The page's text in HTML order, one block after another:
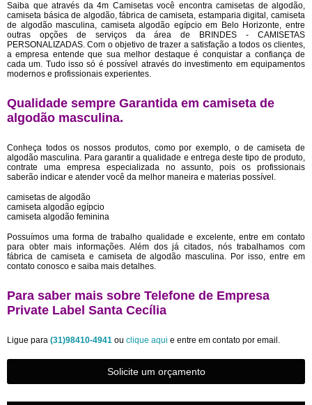
Saiba que através da 4m Camisetas você encontra camisetas de algodão,
camiseta básica de algodão, fábrica de camiseta, estamparia digital, camiseta
de algodão masculina, camiseta algodão egípcio em Belo Horizonte, entre
outras opções de serviços da área de BRINDES - CAMISETAS
PERSONALIZADAS. Com o objetivo de trazer a satisfação a todos os clientes,
a empresa entende que sua melhor destaque é conquistar a confiança de
cada um. Tudo isso só é possível através do investimento em equipamentos
modernos e profissionais experientes.
Qualidade sempre Garantida em camiseta de
algodão masculina.
Conheça todos os nossos produtos, como por exemplo, o de camiseta de
algodão masculina. Para garantir a qualidade e entrega deste tipo de produto,
contrate uma empresa especializada no assunto, pois os profissionais
saberão indicar e atender você da melhor maneira e materias possível.
camisetas de algodão
camiseta algodão egípcio
camiseta algodão feminina
Possuímos uma forma de trabalho qualidade e excelente, entre em contato
para obter mais informações. Além dos já citados, nós trabalhamos com
fábrica de camiseta e camiseta de algodão masculina. Por isso, entre em
contato conosco e saiba mais detalhes.
Para saber mais sobre Telefone de Empresa
Private Label Santa Cecília
Ligue para (31)98410-4941 ou clique aqui e entre em contato por email.
Solicite um orçamento